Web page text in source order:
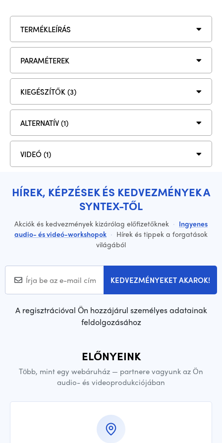
TERMÉKLEÍRÁS
PARAMÉTEREK
KIEGÉSZÍTŐK (3)
ALTERNATÍV (1)
VIDEÓ (1)
HÍREK, KÉPZÉSEK ÉS KEDVEZMÉNYEK A
SYNTEX-TŐL
Akciók és kedvezmények kizárólag előfizetőknek · Ingyenes
audio- és videó-workshopok · Hírek és tippek a forgatások
világából
KEDVEZMÉNYEKET AKAROK!
A regisztrációval Ön hozzájárul személyes adatainak
feldolgozásához
ELŐNYEINK
Több, mint egy webáruház — partnere vagyunk az Ön
audio- és videoprodukciójában